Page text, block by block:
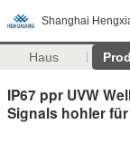
Shanghai
Haus
IP67 ppr UVW
Signals hohler